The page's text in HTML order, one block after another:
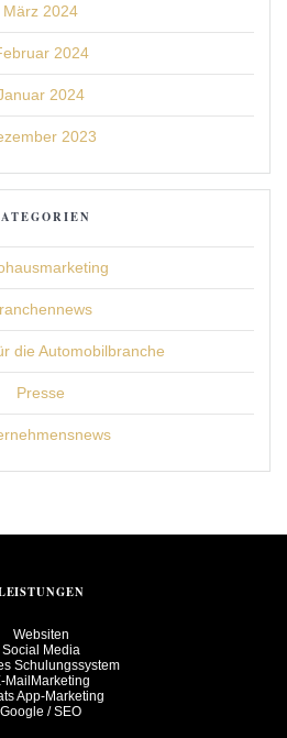
März 2024
2024
2024
2023
die Automobilbranche
Presse
Websiten
Social Media
Schulungssystem
MailMarketing
App-Marketing
Google / SEO